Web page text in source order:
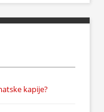
kapije?